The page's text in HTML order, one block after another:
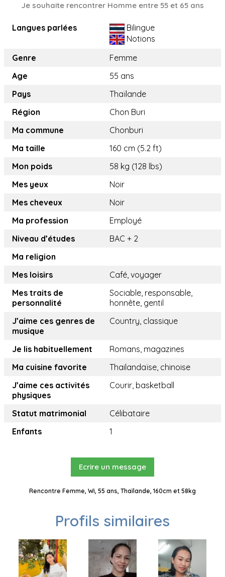
Je souhaite rencontrer Homme entre 55 et 65 ans
Langues parlées
Bilingue
Notions
Genre
Femme
Age
55 ans
Pays
Thaïlande
Région
Chon Buri
Ma commune
Chonburi
Ma taille
160 cm (5.2 ft)
Mon poids
58 kg (128 lbs)
Mes yeux
Noir
Mes cheveux
Noir
Ma profession
Employé
Niveau d’études
BAC + 2
Ma religion
Mes loisirs
Café, voyager
Mes traits de
personnalité
Sociable, responsable,
honnête, gentil
J’aime ces genres de
musique
Country, classique
Je lis habituellement
Romans, magazines
Ma cuisine favorite
Thailandaïse, chinoise
J’aime ces activités
physiques
Courir, basketball
Statut matrimonial
Célibataire
Enfants
1
Ecrire un message
Rencontre Femme, Wi, 55 ans, Thaïlande, 160cm et 58kg
Profils similaires